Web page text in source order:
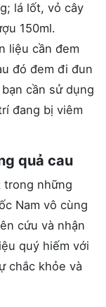
lá lốt, vỏ cây
150ml.
liệu cần đem
đó đem đi đun
cần sử dụng
đang bị viêm
quả cau
trong những
Nam vô cùng
cứu và nhận
quý hiếm với
chắc khỏe và